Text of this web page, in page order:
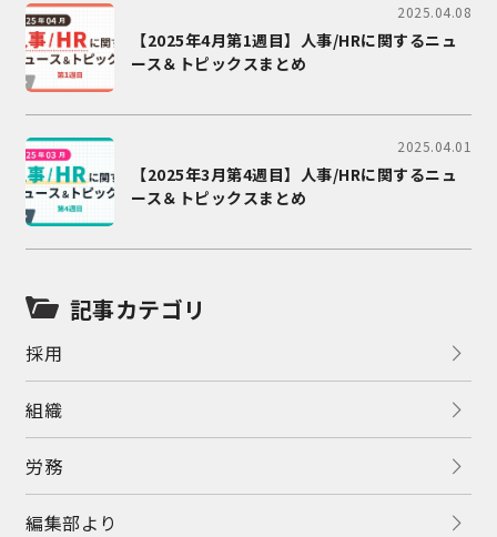
2025.04.08
【2025年4月第1週目】人事/HRに関するニュ
ース＆トピックスまとめ
2025.04.01
【2025年3月第4週目】人事/HRに関するニュ
ース＆トピックスまとめ
記事カテゴリ
採用
組織
労務
編集部より